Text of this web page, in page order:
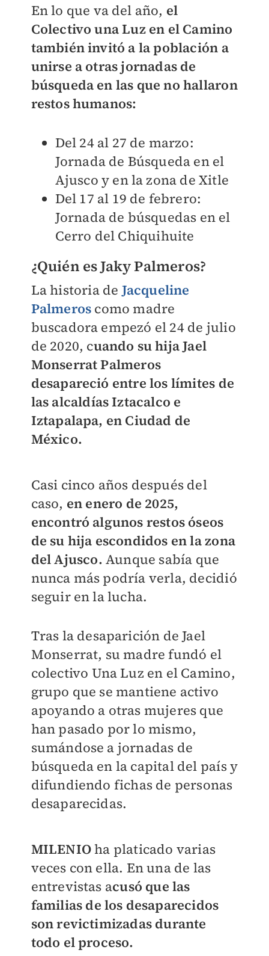
En lo que va del año, el
Colectivo una Luz en el Camino
también invitó a la población a
unirse a otras jornadas de
búsqueda en las que no hallaron
restos humanos:
Del 24 al 27 de marzo:
Jornada de Búsqueda en el
Ajusco y en la zona de Xitle
Del 17 al 19 de febrero:
Jornada de búsquedas en el
Cerro del Chiquihuite
¿Quién es Jaky Palmeros?
La historia de Jacqueline
Palmeros como madre
buscadora empezó el 24 de julio
de 2020, cuando su hija Jael
Monserrat Palmeros
desapareció entre los límites de
las alcaldías Iztacalco e
Iztapalapa, en Ciudad de
México.
Casi cinco años después del
caso, en enero de 2025,
encontró algunos restos óseos
de su hija escondidos en la zona
del Ajusco. Aunque sabía que
nunca más podría verla, decidió
seguir en la lucha.
Tras la desaparición de Jael
Monserrat, su madre fundó el
colectivo Una Luz en el Camino,
grupo que se mantiene activo
apoyando a otras mujeres que
han pasado por lo mismo,
sumándose a jornadas de
búsqueda en la capital del país y
difundiendo fichas de personas
desaparecidas.
MILENIOha platicado varias
veces con ella. En una de las
entrevistas acusó que las
familias de los desaparecidos
son revictimizadas durante
todo el proceso.